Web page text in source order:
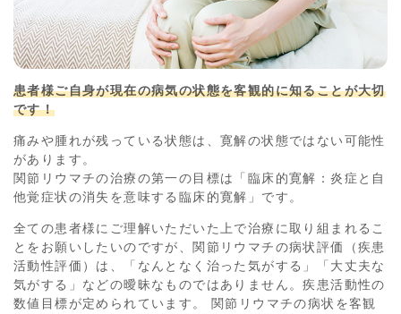
患者様ご自身が現在の病気の状態を客観的に知ることが大切
です！
痛みや腫れが残っている状態は、寛解の状態ではない可能性
があります。
関節リウマチの治療の第一の目標は「臨床的寛解：炎症と自
他覚症状の消失を意味する臨床的寛解」です。
全ての患者様にご理解いただいた上で治療に取り組まれるこ
とをお願いしたいのですが、関節リウマチの病状評価（疾患
活動性評価）は、「なんとなく治った気がする」「大丈夫な
気がする」などの曖昧なものではありません。疾患活動性の
数値目標が定められています。 関節リウマチの病状を客観